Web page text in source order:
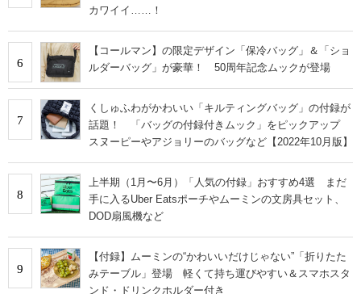
カワイイ……！
6
【コールマン】の限定デザイン「保冷バッグ」＆「ショ
ルダーバッグ」が豪華！ 50周年記念ムックが登場
7
くしゅふわがかわいい「キルティングバッグ」の付録が
話題！ 「バッグの付録付きムック」をピックアップ
スヌーピーやアジョリーのバッグなど【2022年10月版】
8
上半期（1月〜6月）「人気の付録」おすすめ4選 まだ
手に入るUber Eatsポーチやムーミンの文房具セット、
DOD扇風機など
9
【付録】ムーミンの“かわいいだけじゃない”「折りたた
みテーブル」登場 軽くて持ち運びやすい＆スマホスタ
ンド・ドリンクホルダー付き